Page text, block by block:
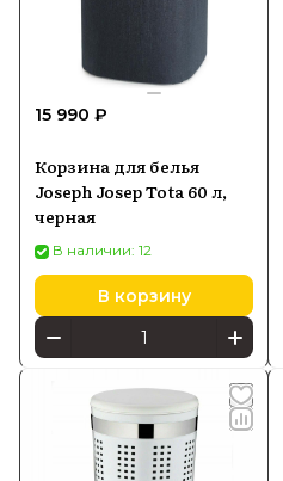
15 990 ₽
Корзина для белья
Joseph Josep Tota 60 л,
черная
В наличии: 12
В корзину